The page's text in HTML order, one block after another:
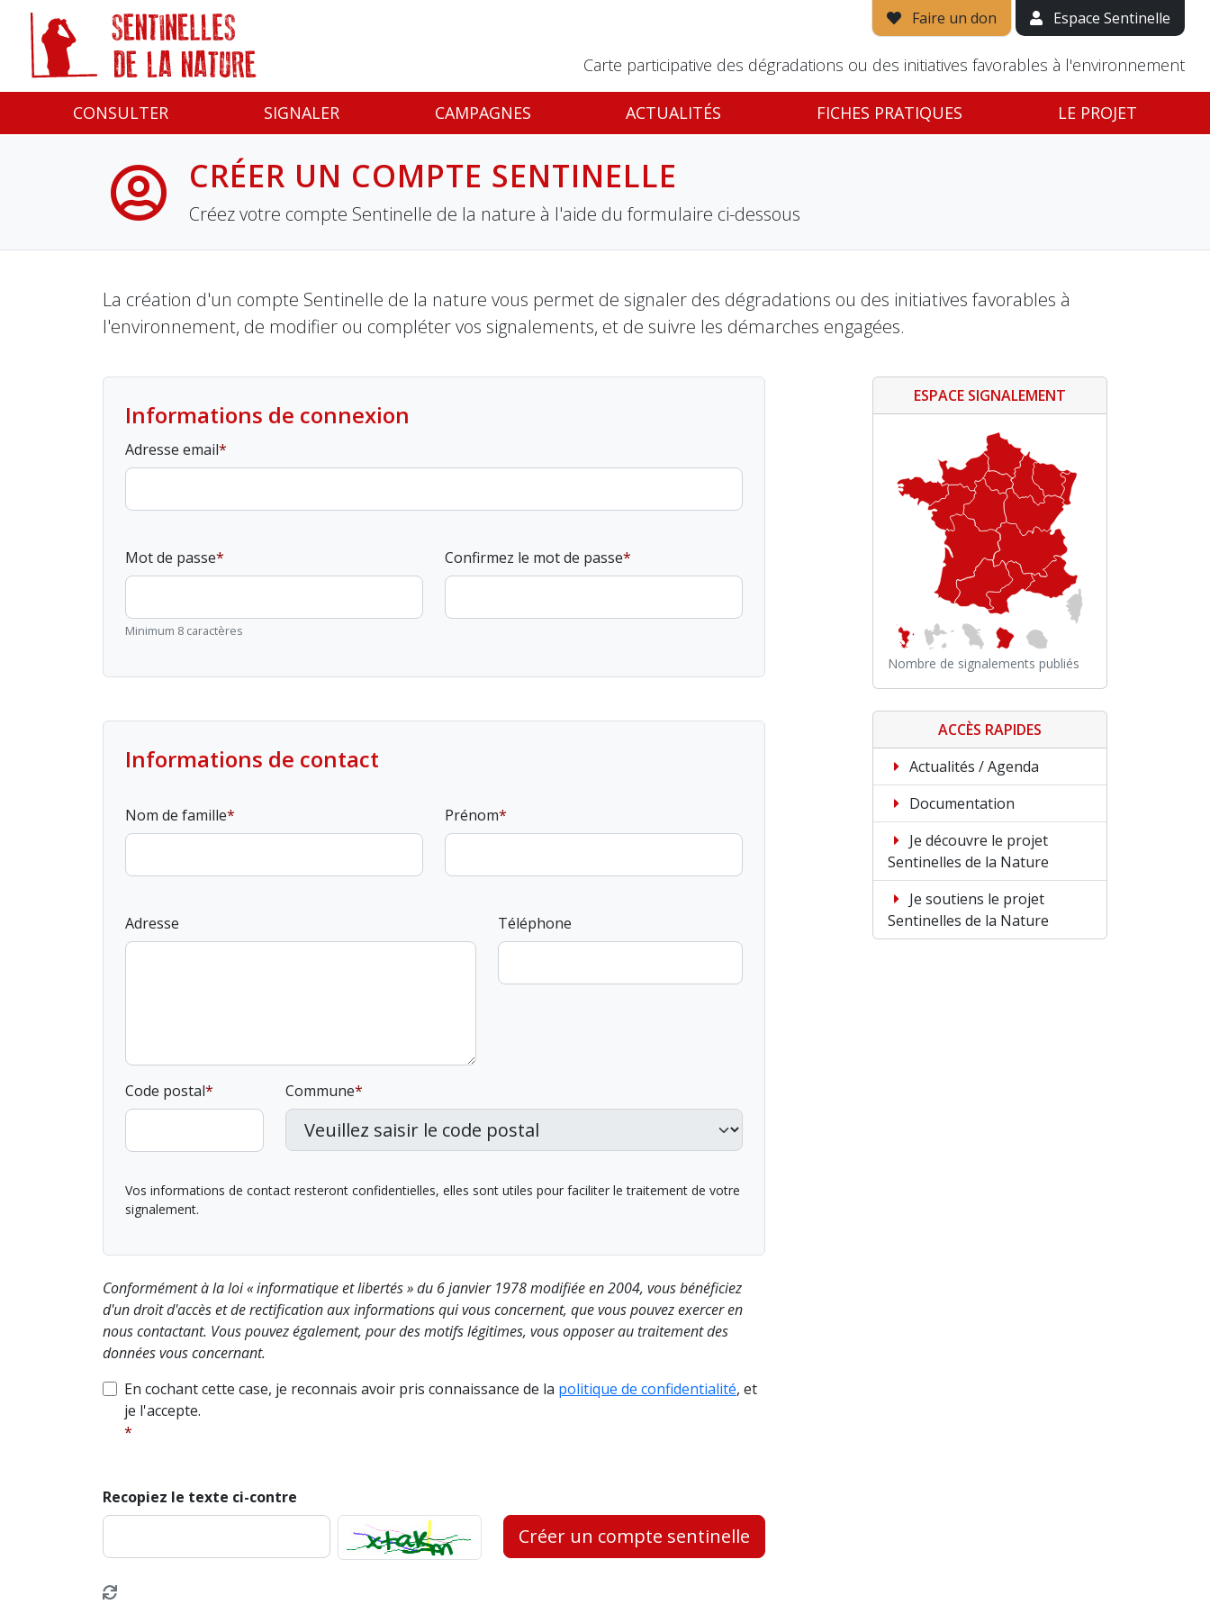
Faire un don Espace Sentinelle
Carte participative des dégradations ou des initiatives favorables à l'environnement
CONSULTER SIGNALER CAMPAGNES ACTUALITÉS FICHES PRATIQUES LE PROJET
CRÉER UN COMPTE SENTINELLE
Créez votre compte Sentinelle de la nature à l'aide du formulaire ci-dessous
La création d'un compte Sentinelle de la nature vous permet de signaler des dégradations ou des initiatives favorables à
l'environnement, de modifier ou compléter vos signalements, et de suivre les démarches engagées.
Informations de connexion
Adresse email
Mot de passe
Minimum 8 caractères
Confirmez le mot de passe
Informations de contact
Nom de famille Prénom
Adresse Téléphone
Code postal Commune
Vos informations de contact resteront confidentielles, elles sont utiles pour faciliter le traitement de votre
signalement.
Conformément à la loi « informatique et libertés » du 6 janvier 1978 modifiée en 2004, vous bénéficiez
d'un droit d'accès et de rectification aux informations qui vous concernent, que vous pouvez exercer en
nous contactant. Vous pouvez également, pour des motifs légitimes, vous opposer au traitement des
données vous concernant.
En cochant cette case, je reconnais avoir pris connaissance de la politique de confidentialité, et
je l'accepte.
Recopiez le texte ci-contre
Créer un compte sentinelle
ESPACE SIGNALEMENT
Nombre de signalements publiés
ACCÈS RAPIDES
Actualités / Agenda
Documentation
Je découvre le projet
Sentinelles de la Nature
Je soutiens le projet
Sentinelles de la Nature
Panneau de gestion des cookies